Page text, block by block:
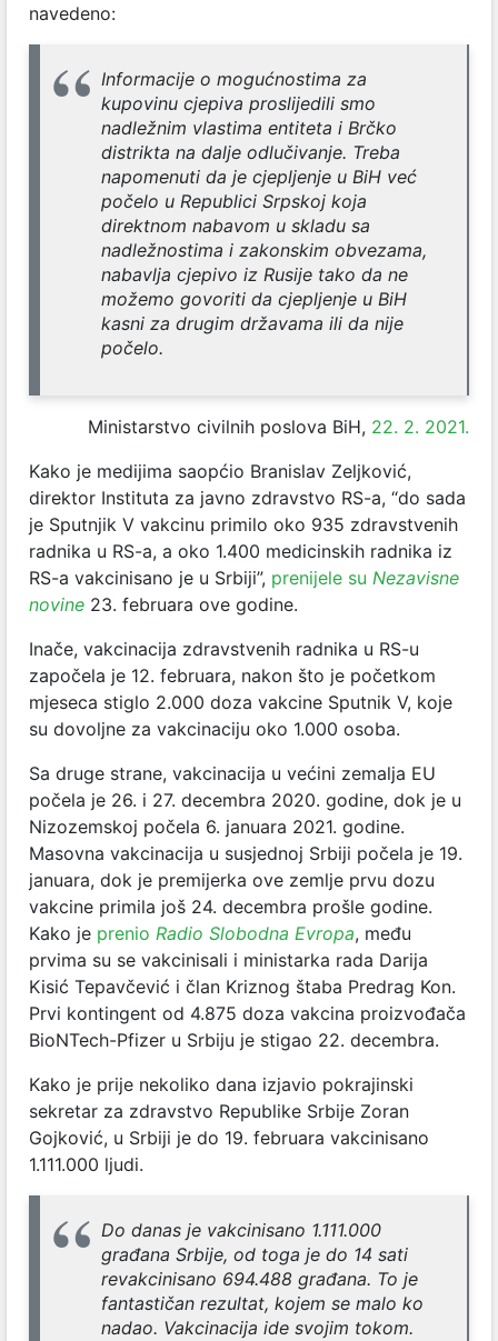
navedeno:
Informacije o mogućnostima za
kupovinu cjepiva proslijedili smo
nadležnim vlastima entiteta i Brčko
distrikta na dalje odlučivanje. Treba
napomenuti da je cjepljenje u BiH već
počelo u Republici Srpskoj koja
direktnom nabavom u skladu sa
nadležnostima i zakonskim obvezama,
nabavlja cjepivo iz Rusije tako da ne
možemo govoriti da cjepljenje u BiH
kasni za drugim državama ili da nije
počelo.
Ministarstvo civilnih poslova BiH, 22. 2. 2021.
Kako je medijima saopćio Branislav Zeljković,
direktor Instituta za javno zdravstvo RS-a, “do sada
je Sputnjik V vakcinu primilo oko 935 zdravstvenih
radnika u RS-a, a oko 1.400 medicinskih radnika iz
RS-a vakcinisano je u Srbiji”, prenijele su Nezavisne
novine 23. februara ove godine.
Inače, vakcinacija zdravstvenih radnika u RS-u
započela je 12. februara, nakon što je početkom
mjeseca stiglo 2.000 doza vakcine Sputnik V, koje
su dovoljne za vakcinaciju oko 1.000 osoba.
Sa druge strane, vakcinacija u većini zemalja EU
počela je 26. i 27. decembra 2020. godine, dok je u
Nizozemskoj počela 6. januara 2021. godine.
Masovna vakcinacija u susjednoj Srbiji počela je 19.
januara, dok je premijerka ove zemlje prvu dozu
vakcine primila još 24. decembra prošle godine.
Kako je prenio Radio Slobodna Evropa, među
prvima su se vakcinisali i ministarka rada Darija
Kisić Tepavčević i član Kriznog štaba Predrag Kon.
Prvi kontingent od 4.875 doza vakcina proizvođača
BioNTech-Pfizer u Srbiju je stigao 22. decembra.
Kako je prije nekoliko dana izjavio pokrajinski
sekretar za zdravstvo Republike Srbije Zoran
Gojković, u Srbiji je do 19. februara vakcinisano
1.111.000 ljudi.
Do danas je vakcinisano 1.111.000
građana Srbije, od toga je do 14 sati
revakcinisano 694.488 građana. To je
fantastičan rezultat, kojem se malo ko
nadao. Vakcinacija ide svojim tokom.